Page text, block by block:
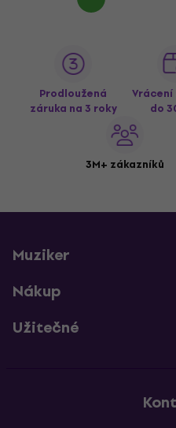
Prodloužená
záruka na 3 roky
do
3M+ zákazníků
Muziker
Nákup
Užitečné